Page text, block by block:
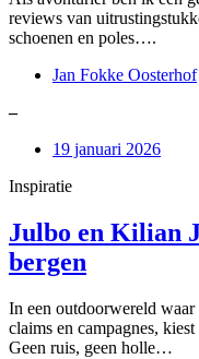
reviews van
schoenen en poles….
Jan Fokke Oosterhof
–
19 januari 2026
Inspiratie
Julbo en Kilian
bergen
In een outdoorwereld
claims en campagnes,
Geen ruis, geen holle…